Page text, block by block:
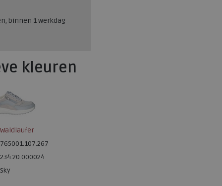
binnen 1 werkdag
kleuren
Waldlaufer
765001.107.267
234.20.000024
Sky